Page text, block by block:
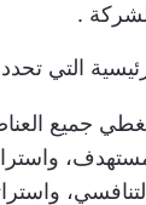
.
التي تحدد
جميع